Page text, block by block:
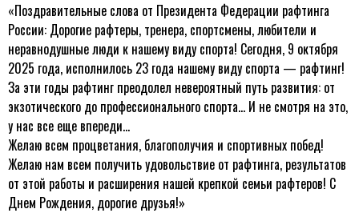
«Поздравительные слова от Президента Федерации рафтинга
России: Дорогие рафтеры, тренера, спортсмены, любители и
неравнодушные люди к нашему виду спорта! Сегодня, 9 октября
2025 года, исполнилось 23 года нашему виду спорта — рафтинг!
За эти годы рафтинг преодолел невероятный путь развития: от
экзотического до профессионального спорта… И не смотря на это,
у нас все еще впереди…
Желаю всем процветания, благополучия и спортивных побед!
Желаю нам всем получить удовольствие от рафтинга, результатов
от этой работы и расширения нашей крепкой семьи рафтеров! С
Днем Рождения, дорогие друзья!»